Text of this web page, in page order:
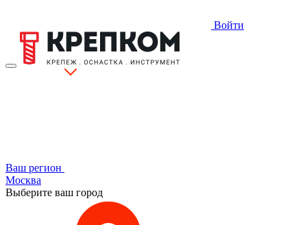
Войти
Ваш регион
Москва
Выберите ваш город